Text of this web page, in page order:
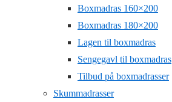
Boxmadras 160×200
Boxmadras 180×200
Lagen til boxmadras
Sengegavl til boxmadras
Tilbud på boxmadrasser
Skummadrasser